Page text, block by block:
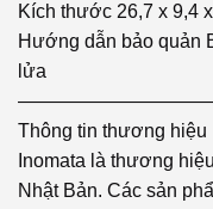
Kích thước 26,7 x 9,4
Hướng dẫn bảo quản
lửa
Thông tin thương hiệu
Inomata là thương
Nhật Bản. Các sản